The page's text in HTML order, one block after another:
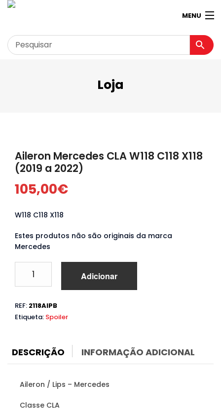
MENU
Garagem
Loja Virtual 360º
Loja
Aileron Mercedes CLA W118 C118 X118
(2019 a 2022)
105,00€
W118 C118 X118
Estes produtos não são originais da marca
Mercedes
Aileron
CLA
W118
(2019
Adicionar
REF: 2118AIPB
Etiqueta: Spoiler
DESCRIÇÃO INFORMAÇÃO ADICIONAL
Aileron / Lips – Mercedes
Classe CLA